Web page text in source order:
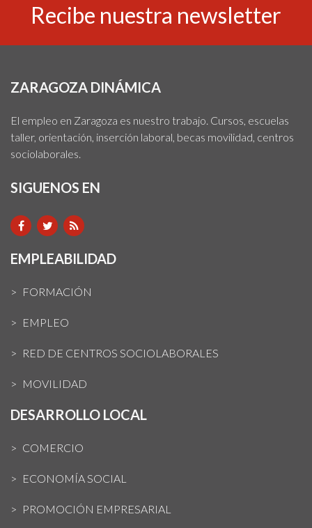
Recibe nuestra newsletter
ZARAGOZA DINÁMICA
El empleo en Zaragoza es nuestro trabajo. Cursos, escuelas
taller, orientación, inserción laboral, becas movilidad, centros
sociolaborales.
SIGUENOS EN
EMPLEABILIDAD
FORMACIÓN
EMPLEO
RED DE CENTROS SOCIOLABORALES
MOVILIDAD
DESARROLLO LOCAL
COMERCIO
ECONOMÍA SOCIAL
PROMOCIÓN EMPRESARIAL